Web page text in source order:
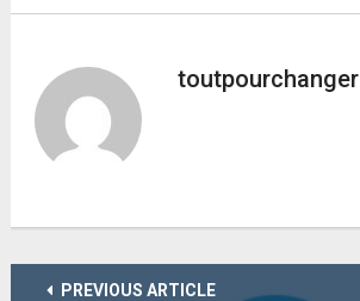
toutpourchanger
PREVIOUS ARTICLE